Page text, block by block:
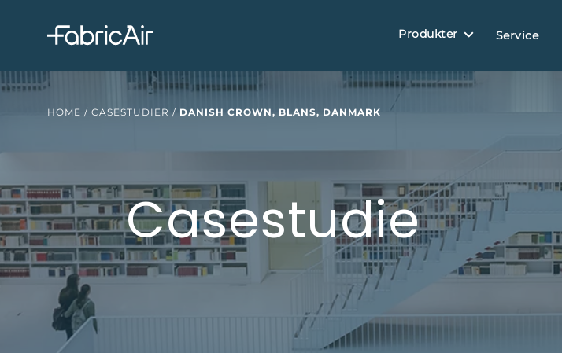
Produkter Service
HOME / CASESTUDIER / DANISH CROWN, BLANS, DANMARK
Casestudie